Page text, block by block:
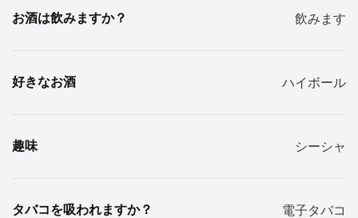
お酒は飲みますか？ 飲みます
好きなお酒 ハイボール
趣味 シーシャ
タバコを吸われますか？ 電子タバコ